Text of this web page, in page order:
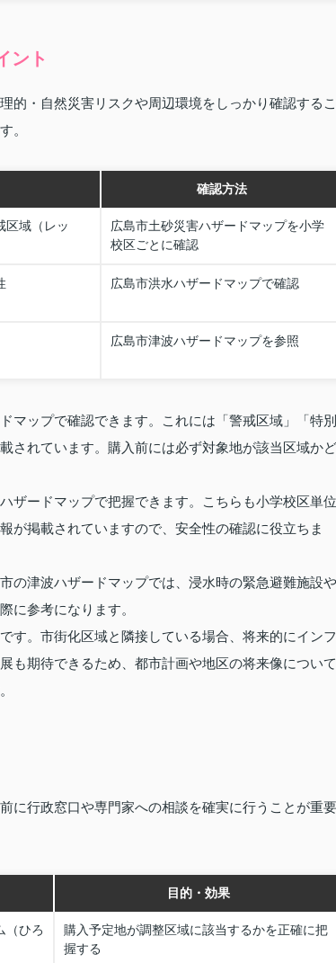
ント
的・自然災害リスクや周辺環境をしっかり確認するこ
。
確認方法
区域（レッ
広島市土砂災害ハザードマップを小学
校区ごとに確認
広島市洪水ハザードマップで確認
広島市津波ハザードマップを参照
マップで確認できます。これには「警戒区域」「特別
されています。購入前には必ず対象地が該当区域かど
ザードマップで把握できます。こちらも小学校区単位
が掲載されていますので、安全性の確認に役立ちま
の津波ハザードマップでは、浸水時の緊急避難施設や
に参考になります。
す。市街化区域と隣接している場合、将来的にインフ
も期待できるため、都市計画や地区の将来像について
に行政窓口や専門家への相談を確実に行うことが重要
目的・効果
（ひろ
購入予定地が調整区域に該当するかを正確に把
握する